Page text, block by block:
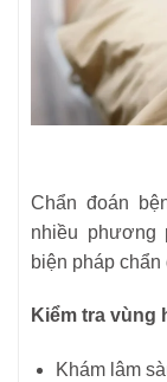
Chẩn đoán
nhiều phương
biện pháp
Kiểm tra vùng
Khám lâm